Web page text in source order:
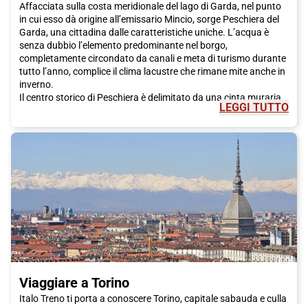
Affacciata sulla costa meridionale del lago di Garda, nel punto
in cui esso dà origine all’emissario Mincio, sorge Peschiera del
Garda, una cittadina dalle caratteristiche uniche. L’acqua è
senza dubbio l’elemento predominante nel borgo,
completamente circondato da canali e meta di turismo durante
tutto l’anno, complice il clima lacustre che rimane mite anche in
inverno.
Il centro storico di Peschiera è delimitato da una cinta muraria
con solo due punti di accesso, Porta Verona e Porta Brescia, e
architettonici. La Fortezza, o Rocca, è un’imponente opera
difensiva a base pentagonale, risalente all’inizio del XIII secolo.
Data la storica importanza strategica di Peschiera, nella
cittadina sono presenti numerose strutture militari oggi
riconvertite a scopi civili: la Caserma d’Artiglieria, arsenale fatto
costruire dal maresciallo Radetzky, ospita mostre, rassegne e
spettacoli, il Padiglione degli Ufficiali è diventato un circolo
anziani, la Palazzina Comando un museo storico.
Nel borgo sono da visitare anche il Duomo di San Martino e la
piazzetta San Marco, su cui si affaccia il Municipio, oltre ai
cinquecentesco Ponte dei Voltoni, inoltre, è ideale per fare una
passeggiata con vista sul Canale di mezzo, che attraversa il
LEGGI TUTTO
Viaggiare a Torino
Italo Treno ti porta a conoscere Torino, capitale sabauda e culla